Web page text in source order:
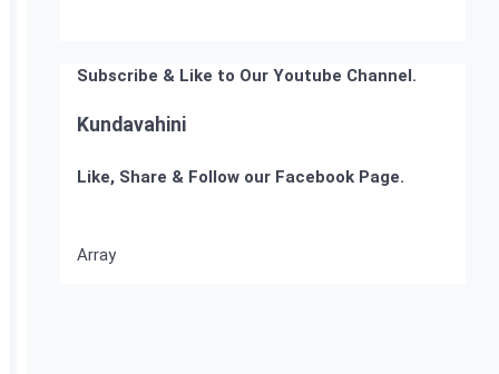
Subscribe & Like to Our Youtube Channel.
Kundavahini
Like, Share & Follow our Facebook Page.
Array